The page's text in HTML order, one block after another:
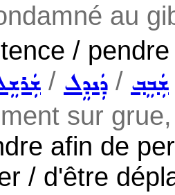
au
/
/ ܕܲܢܕܸܠ / ܫܲܒܸܒ݂
sur
afin de
/ d'être